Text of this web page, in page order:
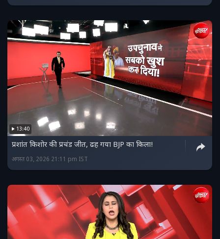
13:40
प्रशांत किशोर की प्रचंड जीत, ढह गया BJP का किला!
अगस्त 03, 2026 21:11 pm IST